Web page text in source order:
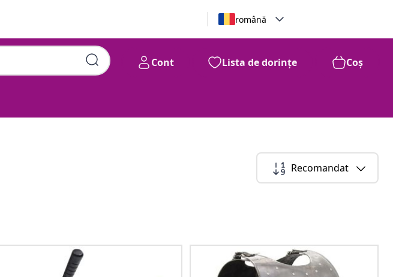
română
Cont Lista de dorințe Coș
Recomandat